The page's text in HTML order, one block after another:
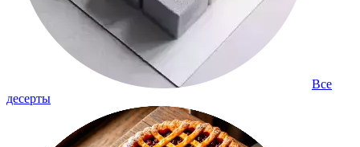
Все
десерты